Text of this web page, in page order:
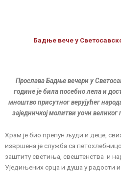
Бадње вече у
Прослава Бадње вечери у
године је била посебно лепа и
мноштво присутног верујућег
заједничкој молитви уочи
Храм је био препун људи и деце,
извршена је служба са
заштиту светиња, свештенства и
Уједињених срца и душа у радости